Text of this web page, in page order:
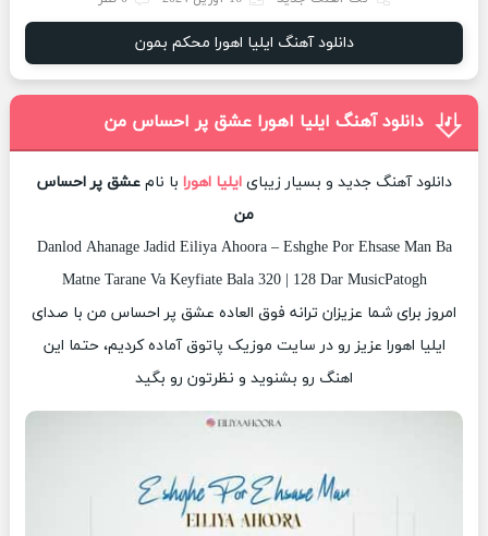
دانلود آهنگ ایلیا اهورا محکم بمون
دانلود آهنگ ایلیا اهورا عشق پر احساس من
دانلود آهنگ جدید و بسیار زیبایایلیا اهورا با نامعشق پر احساس
من
Danlod Ahanage Jadid Eiliya Ahoora – Eshghe Por Ehsase Man Ba
Matne Tarane Va Keyfiate Bala 320 | 128 Dar MusicPatogh
امروز برای شما عزیزان ترانه فوق العاده عشق پر احساس من با صدای
ایلیا اهورا عزیز رو در سایت موزیک پاتوق آماده کردیم، حتما این
اهنگ رو بشنوید و نظرتون رو بگید